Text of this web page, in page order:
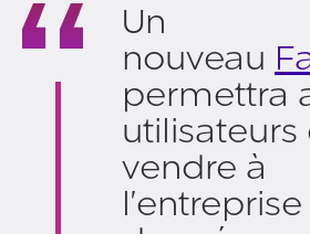
Un
nouveau
permettra
utilisateurs
vendre à